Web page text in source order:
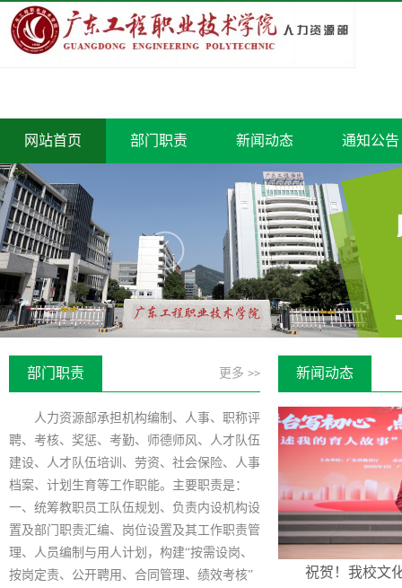
网站首页 部门职责 新闻动态 通知公告
部门职责 更多 >>
人力资源部承担机构编制、人事、职称评
聘、考核、奖惩、考勤、师德师风、人才队伍
建设、人才队伍培训、劳资、社会保险、人事
档案、计划生育等工作职能。主要职责是：
一、统筹教职员工队伍规划、负责内设机构设
置及部门职责汇编、岗位设置及其工作职责管
理、人员编制与用人计划，构建“按需设岗、
按岗定责、公开聘用、合同管理、绩效考核”
新闻动态
祝贺！我校文